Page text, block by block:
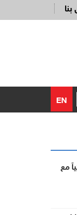
EN
مع